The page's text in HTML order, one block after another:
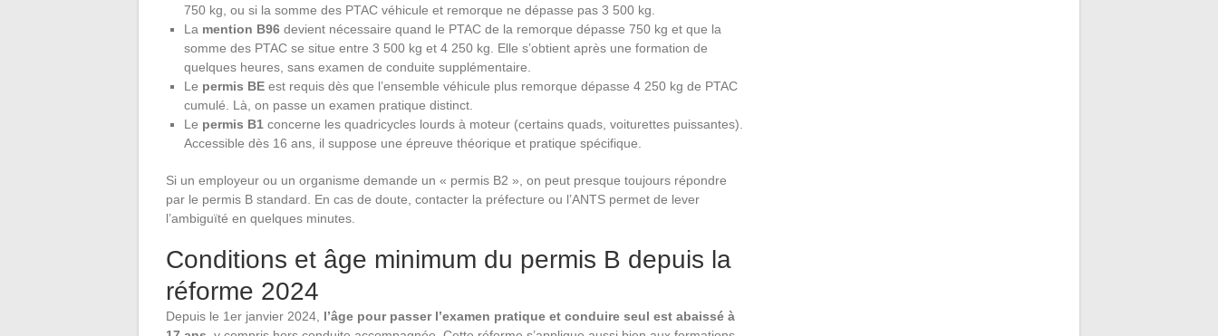
750 kg, ou si la somme des PTAC véhicule et remorque ne dépasse pas 3 500 kg.
La mention B96 devient nécessaire quand le PTAC de la remorque dépasse 750 kg et que la
somme des PTAC se situe entre 3 500 kg et 4 250 kg. Elle s’obtient après une formation de
quelques heures, sans examen de conduite supplémentaire.
Le permis BE est requis dès que l’ensemble véhicule plus remorque dépasse 4 250 kg de PTAC
cumulé. Là, on passe un examen pratique distinct.
Le permis B1 concerne les quadricycles lourds à moteur (certains quads, voiturettes puissantes).
Accessible dès 16 ans, il suppose une épreuve théorique et pratique spécifique.
Si un employeur ou un organisme demande un « permis B2 », on peut presque toujours répondre
par le permis B standard. En cas de doute, contacter la préfecture ou l’ANTS permet de lever
l’ambiguïté en quelques minutes.
Conditions et âge minimum du permis B depuis la
réforme 2024
Depuis le 1er janvier 2024, l’âge pour passer l’examen pratique et conduire seul est abaissé à